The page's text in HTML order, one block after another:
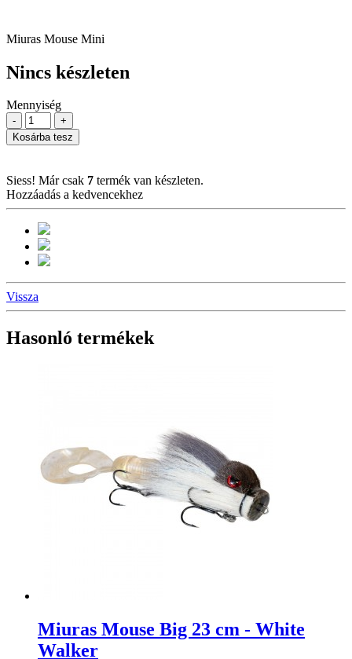
Miuras Mouse Mini
Nincs készleten
Mennyiség
-
+
Kosárba tesz
Siess! Már csak 7 termék van készleten.
Hozzáadás a kedvencekhez
Vissza
Hasonló termékek
Miuras Mouse Big 23 cm - White
Walker